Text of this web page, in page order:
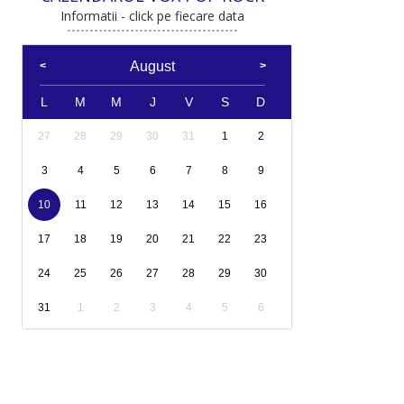
Informatii - click pe fiecare data
August
L M M J V S D
27 28 29 30 31 1 2
3 4 5 6 7 8 9
10 11 12 13 14 15 16
17 18 19 20 21 22 23
24 25 26 27 28 29 30
31 1 2 3 4 5 6